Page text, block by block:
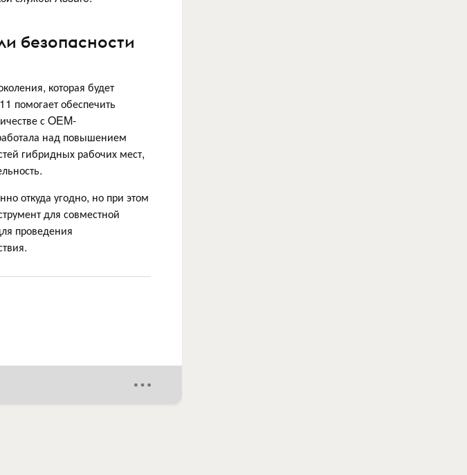
безопасности
которая будет
помогает обеспечить
с OEM-
над повышением
гибридных рабочих мест,
откуда угодно, но при этом
для совместной
проведения